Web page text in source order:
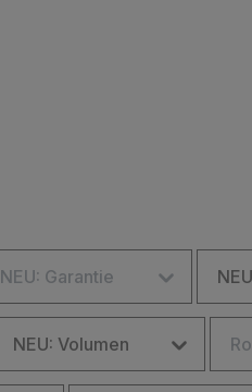
NEU: Garantie
NEU: Volumen